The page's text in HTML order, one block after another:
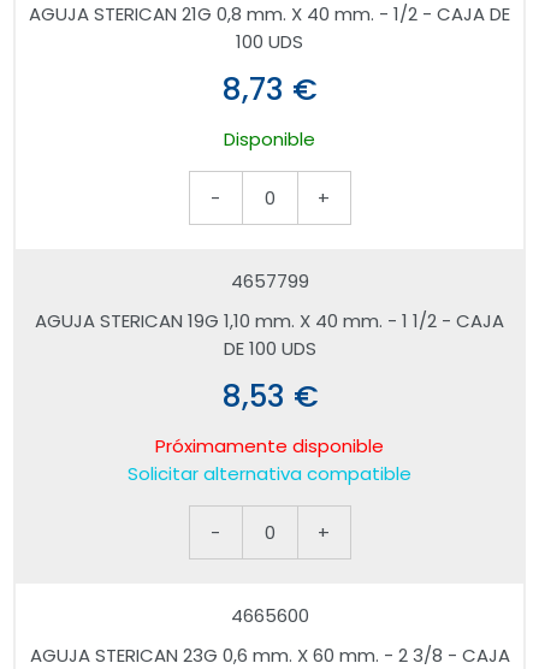
AGUJA STERICAN 21G 0,8 mm. X 40 mm. - 1/2 - CAJA DE
100 UDS
8,73 €
Disponible
- 0 +
4657799
AGUJA STERICAN 19G 1,10 mm. X 40 mm. - 1 1/2 - CAJA
DE 100 UDS
8,53 €
Próximamente disponible
Solicitar alternativa compatible
- 0 +
4665600
AGUJA STERICAN 23G 0,6 mm. X 60 mm. - 2 3/8 - CAJA